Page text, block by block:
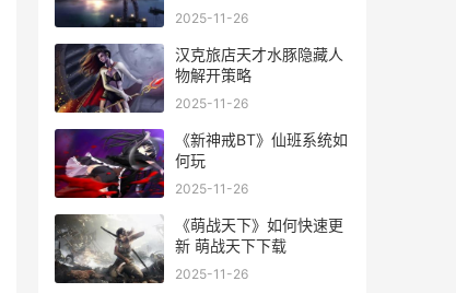
码
2025-11-26
汉克旅店天才水豚隐藏人
物解开策略
2025-11-26
《新神戒BT》仙班系统如
何玩
2025-11-26
《萌战天下》如何快速更
新 萌战天下下载
2025-11-26